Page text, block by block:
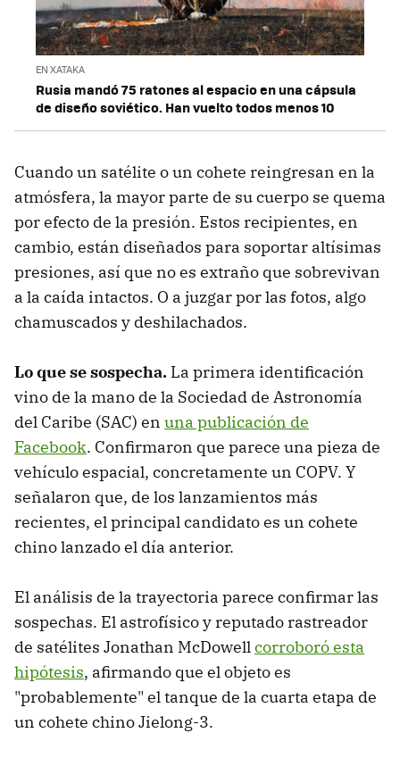
EN XATAKA
Rusia mandó 75 ratones al espacio en una cápsula
de diseño soviético. Han vuelto todos menos 10
Cuando un satélite o un cohete reingresan en la
atmósfera, la mayor parte de su cuerpo se quema
por efecto de la presión. Estos recipientes, en
cambio, están diseñados para soportar altísimas
presiones, así que no es extraño que sobrevivan
a la caída intactos. O a juzgar por las fotos, algo
chamuscados y deshilachados.
Lo que se sospecha. La primera identificación
vino de la mano de la Sociedad de Astronomía
del Caribe (SAC) en una publicación de
Facebook. Confirmaron que parece una pieza de
vehículo espacial, concretamente un COPV. Y
señalaron que, de los lanzamientos más
recientes, el principal candidato es un cohete
chino lanzado el día anterior.
El análisis de la trayectoria parece confirmar las
sospechas. El astrofísico y reputado rastreador
de satélites Jonathan McDowellcorroboró esta
hipótesis, afirmando que el objeto es
"probablemente" el tanque de la cuarta etapa de
un cohete chino Jielong-3.